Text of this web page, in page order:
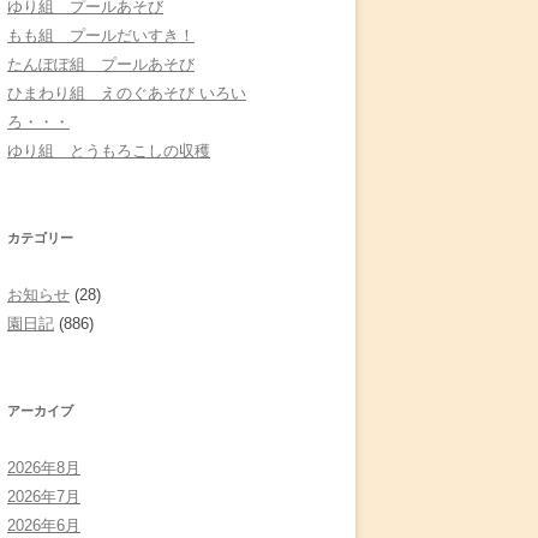
ゆり組 プールあそび
もも組 プールだいすき！
たんぽぽ組 プールあそび
ひまわり組 えのぐあそび いろい
ろ・・・
ゆり組 とうもろこしの収穫
カテゴリー
お知らせ (28)
園日記 (886)
アーカイブ
2026年8月
2026年7月
2026年6月